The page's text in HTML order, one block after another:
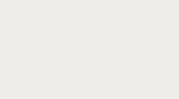
ruposhibangla.jp